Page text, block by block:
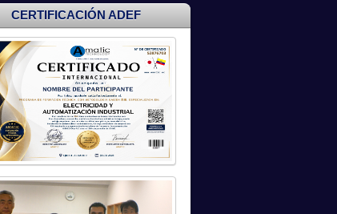
CERTIFICACIÓN ADEF